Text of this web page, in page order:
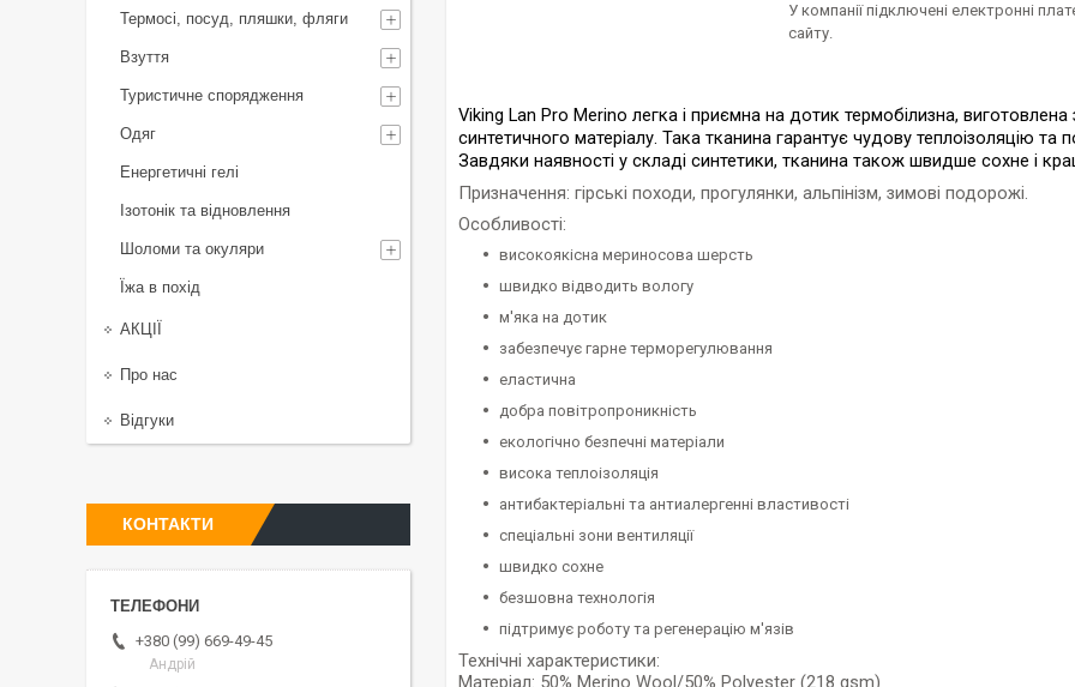
У компанії підключені електронні
сайту.
Viking Lan Pro Merino легка і приємна на дотик термобілизна, виготовлена
синтетичного матеріалу. Така тканина гарантує чудову теплоізоляцію та
Завдяки наявності у складі синтетики, тканина також швидше сохне і
Призначення: гірські походи, прогулянки, альпінізм, зимові подорожі.
Особливості:
високоякісна мериносова шерсть
швидко відводить вологу
м'яка на дотик
забезпечує гарне терморегулювання
еластична
добра повітропроникність
екологічно безпечні матеріали
висока теплоізоляція
антибактеріальні та антиалергенні властивості
спеціальні зони вентиляції
швидко сохне
безшовна технологія
підтримує роботу та регенерацію м'язів
Технічні характеристики:
Матеріал: 50% Merino Wool/50% Polyester (218 gsm)
Термосі, посуд, пляшки, фляги
Взуття
Туристичне спорядження
Одяг
Енергетичні гелі
Ізотонік та відновлення
Шоломи та окуляри
Їжа в похід
АКЦІЇ
Про нас
Відгуки
КОНТАКТИ
+380 (99) 669-49-45
Андрій